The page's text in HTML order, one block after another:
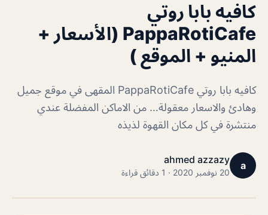
كافيه بابا روتي
PappaRotiCafe (الأسعار +
المنيو + الموقع )
كافيه بابا روتي PappaRotiCafe المقهى في موقع جميل
وهادئ والاسعار معقولة… من الاماكن المفضلة عندي
منتشرة في كل مكان القهوة لذيذه
a
ahmed azzazy
20 نوفمبر 2020 · 1 دقائق قراءة